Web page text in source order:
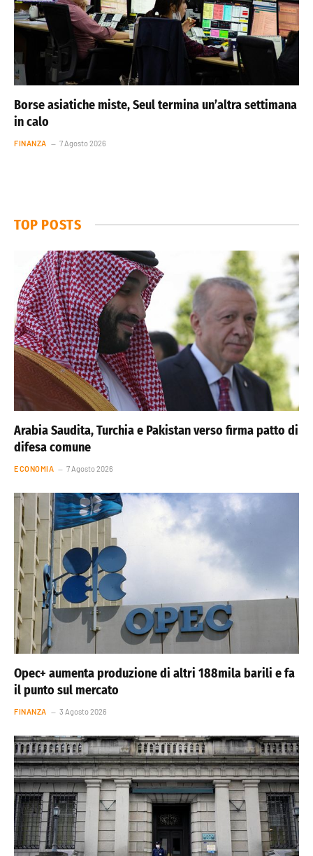
Borse asiatiche miste, Seul termina un’altra settimana
in calo
FINANZA 7 Agosto 2026
TOP POSTS
Arabia Saudita, Turchia e Pakistan verso firma patto di
difesa comune
ECONOMIA 7 Agosto 2026
Opec+ aumenta produzione di altri 188mila barili e fa
il punto sul mercato
FINANZA 3 Agosto 2026